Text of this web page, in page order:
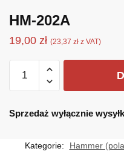
HM-202A
19,00 zł (23,37 zł z VAT)
HM-
Sprzedaż wyłącznie
Kategorie: Hammer